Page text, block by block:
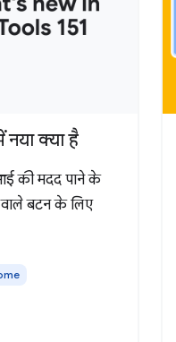
क्या है
की मदद पाने के
वाले बटन के लिए